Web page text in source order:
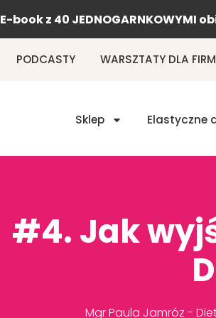
E-book z 40 JEDNOGARNKOWYMI
PODCASTY WARSZTATY DLA FIRM
Sklep Elastyczne
#4. Jak
Mgr Paula Jamróz -